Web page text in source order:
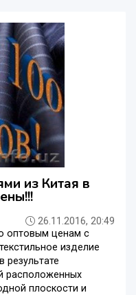
из Китая в
26.11.2016, 20:49
оптовым ценам с
изделие
результате
расположенных
плоскости и